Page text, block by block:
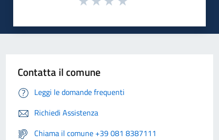
Contatta il comune
Leggi le domande frequenti
Richiedi Assistenza
Chiama il comune +39 081 8387111